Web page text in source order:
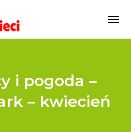
i pogoda –
– kwiecień